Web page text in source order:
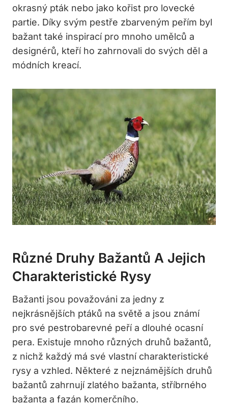
okrasný pták nebo jako kořist pro lovecké
partie. Díky svým pestře zbarveným peřím byl
bažant také inspirací pro mnoho umělců a
designérů, kteří ho zahrnovali do svých děl a
módních kreací.
Různé Druhy Bažantů A Jejich
Charakteristické Rysy
Bažanti jsou považováni za jedny z
nejkrásnějších ptáků na světě a jsou známí
pro své pestrobarevné peří a dlouhé ocasní
pera. Existuje mnoho různých druhů bažantů,
z nichž každý má své vlastní charakteristické
rysy a vzhled. Některé z nejznámějších druhů
bažantů zahrnují zlatého bažanta, stříbrného
bažanta a fazán komerčního.